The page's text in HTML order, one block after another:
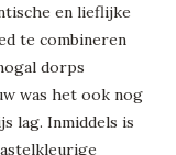
en lieflijke
te combineren
dorps
was het ook nog
lag. Inmiddels is